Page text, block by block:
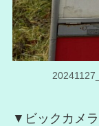
▼ビックカメ